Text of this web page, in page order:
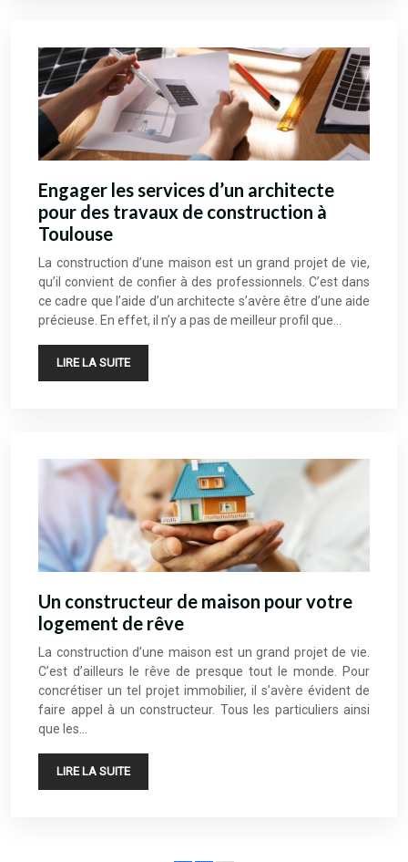
Engager les services d’un architecte
pour des travaux de construction à
Toulouse
La construction d’une maison est un grand projet de vie,
qu’il convient de confier à des professionnels. C’est dans
ce cadre que l’aide d’un architecte s’avère être d’une aide
précieuse. En effet, il n’y a pas de meilleur profil que…
LIRE LA SUITE
Un constructeur de maison pour votre
logement de rêve
La construction d’une maison est un grand projet de vie.
C’est d’ailleurs le rêve de presque tout le monde. Pour
concrétiser un tel projet immobilier, il s’avère évident de
faire appel à un constructeur. Tous les particuliers ainsi
que les…
LIRE LA SUITE